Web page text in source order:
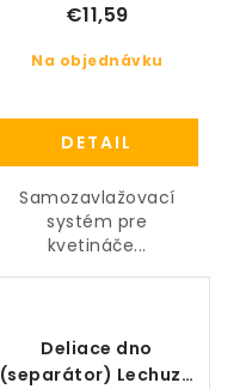
Na objednávku
€11,59
DETAIL
Samozavlažovací
systém pre
kvetináče...
Deliace dno
(separátor) Lechuza